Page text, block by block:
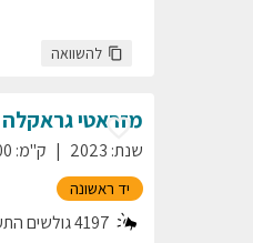
להשוואה
מזראטיגראקלה
שנת:
2023 ק"מ:
יד ראשונה
4197גולשים